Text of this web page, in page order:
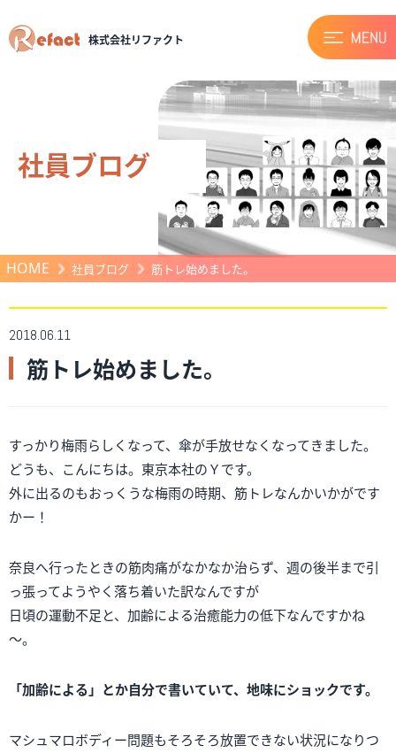
株式会社リファクト
社員ブログ
HOME 社員ブログ 筋トレ始めました。
2018.06.11
筋トレ始めました。
すっかり梅雨らしくなって、傘が手放せなくなってきました。
どうも、こんにちは。東京本社のＹです。
外に出るのもおっくうな梅雨の時期、筋トレなんかいかがです
かー！
奈良へ行ったときの筋肉痛がなかなか治らず、週の後半まで引
っ張ってようやく落ち着いた訳なんですが
日頃の運動不足と、加齢による治癒能力の低下なんですかね
～。
「加齢による」とか自分で書いていて、地味にショックです。
マシュマロボディー問題もそろそろ放置できない状況になりつ